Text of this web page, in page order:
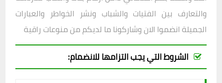
والتعارف بين الفتيات والشباب ونشر الخواطر والعبارات
الجميلة انضموا الان وشاركونا ما لديكم من منوعات راقية
الشروط التي يجب التزامها للانضمام: